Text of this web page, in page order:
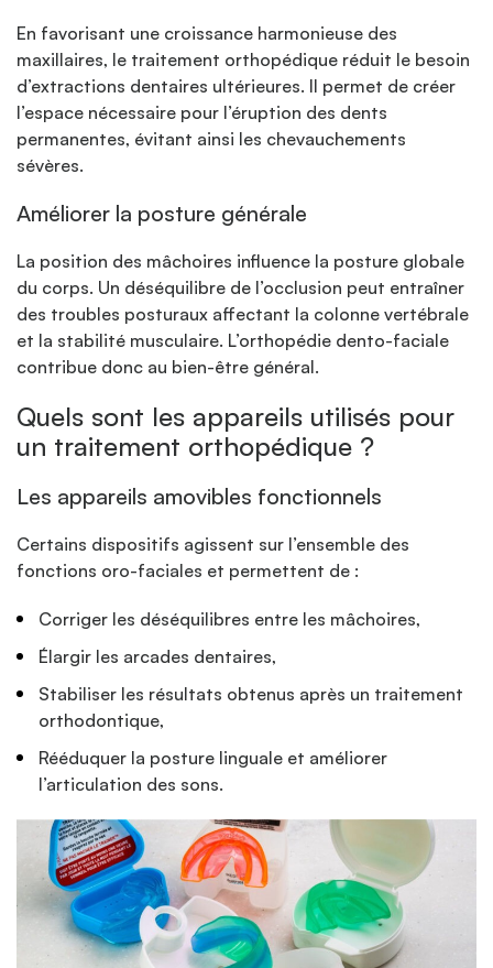
En favorisant une croissance harmonieuse des
maxillaires, le traitement orthopédique réduit le besoin
d’extractions dentaires ultérieures. Il permet de créer
l’espace nécessaire pour l’éruption des dents
permanentes, évitant ainsi les chevauchements
sévères.
Améliorer la posture générale
La position des mâchoires influence la posture globale
du corps. Un déséquilibre de l’occlusion peut entraîner
des troubles posturaux affectant la colonne vertébrale
et la stabilité musculaire. L’orthopédie dento-faciale
contribue donc au bien-être général.
Quels sont les appareils utilisés pour
un traitement orthopédique ?
Les appareils amovibles fonctionnels
Certains dispositifs agissent sur l’ensemble des
fonctions oro-faciales et permettent de :
Corriger les déséquilibres entre les mâchoires,
Élargir les arcades dentaires,
Stabiliser les résultats obtenus après un traitement
orthodontique,
Rééduquer la posture linguale et améliorer
l’articulation des sons.